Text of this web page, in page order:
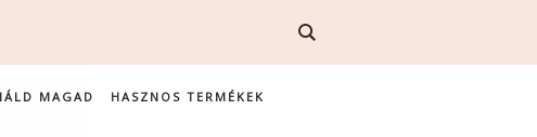
MAGAD HASZNOS TERMÉKEK